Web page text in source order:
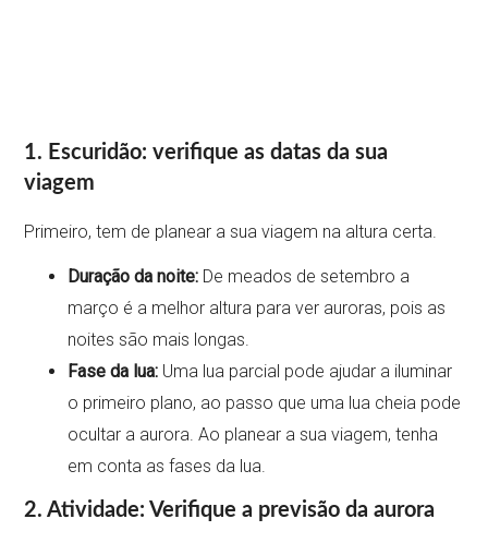
1. Escuridão: verifique as datas da sua
viagem
Primeiro, tem de planear a sua viagem na altura certa.
Duração da noite: De meados de setembro a
março é a melhor altura para ver auroras, pois as
noites são mais longas.
Fase da lua: Uma lua parcial pode ajudar a iluminar
o primeiro plano, ao passo que uma lua cheia pode
ocultar a aurora. Ao planear a sua viagem, tenha
em conta as fases da lua.
2. Atividade: Verifique a previsão da aurora